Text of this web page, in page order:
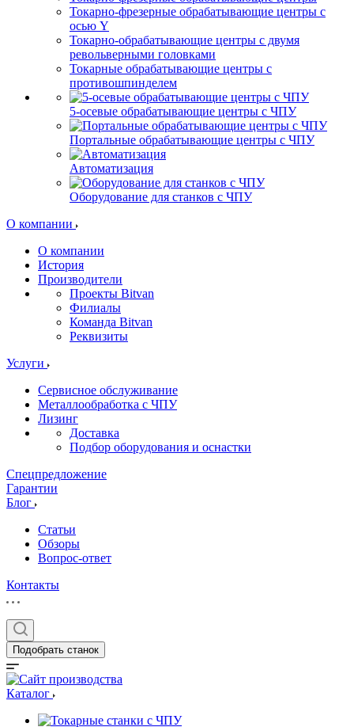
Токарно-фрезерные обрабатывающие центры с
осью Y
Токарно-обрабатывающие центры c двумя
револьверными головками
Токарные обрабатывающие центры с
противошпинделем
5-осевые обрабатывающие центры с ЧПУ
Портальные обрабатывающие центры с ЧПУ
Автоматизация
Оборудование для станков с ЧПУ
О компании
О компании
История
Производители
Проекты Bitvan
Филиалы
Команда Bitvan
Реквизиты
Услуги
Сервисное обслуживание
Металлообработка с ЧПУ
Лизинг
Доставка
Подбор оборудования и оснастки
Спецпредложение
Гарантии
Блог
Статьи
Обзоры
Вопрос-ответ
Контакты
Подобрать станок
Каталог